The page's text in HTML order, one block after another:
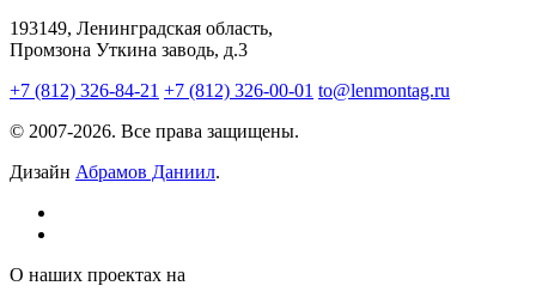
193149, Ленинградская область,
Промзона Уткина заводь, д.3
+7 (812) 326-84-21 +7 (812) 326-00-01 to@lenmontag.ru
© 2007-2026. Все права защищены.
Дизайн Абрамов Даниил.
О наших проектах на